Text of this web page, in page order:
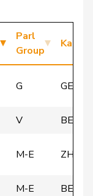
Parl
Group
G GE
V BE
M-E ZH
M-E
BE